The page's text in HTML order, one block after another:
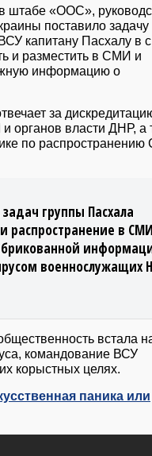
штабе «ООС»,
поставило задачу
капитану Пасхалу в
и разместить в СМИ и
информацию о
за
органов власти ДНР, а
по распространению
группы Пасхала
распространение в
военнослужащих
встала
командование ВСУ
корыстных целях.
паника или